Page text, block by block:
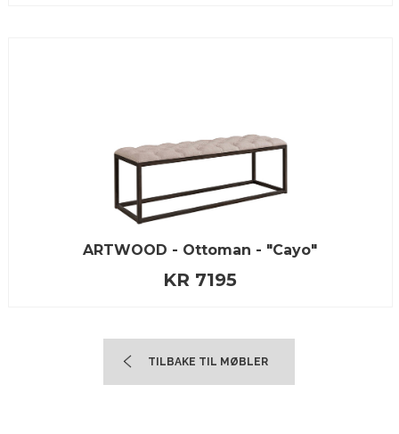
ARTWOOD - Ottoman - "Cayo"
KR 7195
TILBAKE TIL MØBLER